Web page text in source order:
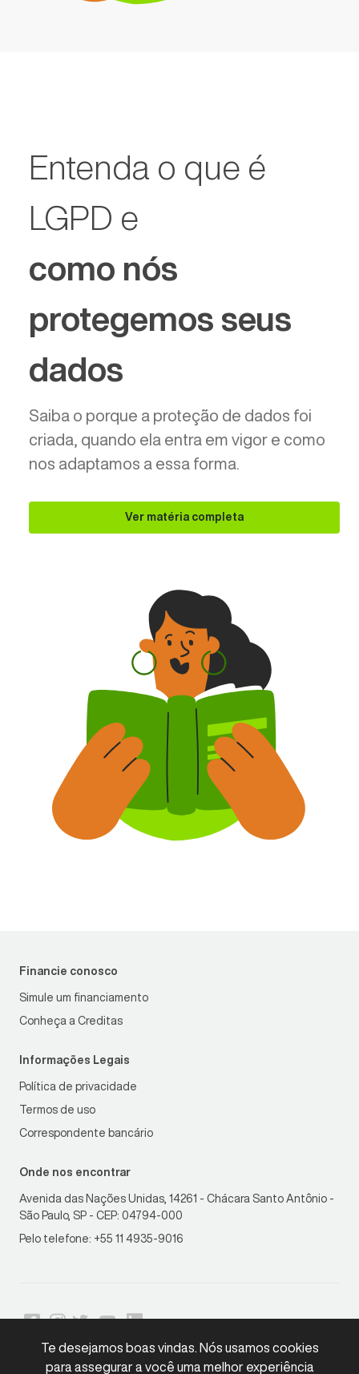
Entenda o que é
LGPD e
como nós
protegemos seus
dados
Saiba o porque a proteção de dados foi
criada, quando ela entra em vigor e como
nos adaptamos a essa forma.
Ver matéria completa
Te desejamos boas vindas. Nós usamos cookies
para assegurar a você uma melhor experiência
Financie conosco
Simule um financiamento
Conheça a Creditas
Informações Legais
Política de privacidade
Termos de uso
Correspondente bancário
Onde nos encontrar
Avenida das Nações Unidas, 14261 - Chácara Santo Antônio -
São Paulo, SP - CEP: 04794-000
Pelo telefone: +55 11 4935-9016
LGPDCompliant•Copyright © 2026 Creditas. Todos os